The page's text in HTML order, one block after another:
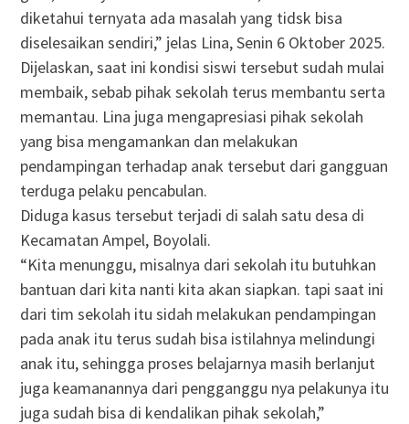
diketahui ternyata ada masalah yang tidsk bisa
diselesaikan sendiri,” jelas Lina, Senin 6 Oktober 2025.
Dijelaskan, saat ini kondisi siswi tersebut sudah mulai
membaik, sebab pihak sekolah terus membantu serta
memantau. Lina juga mengapresiasi pihak sekolah
yang bisa mengamankan dan melakukan
pendampingan terhadap anak tersebut dari gangguan
terduga pelaku pencabulan.
Diduga kasus tersebut terjadi di salah satu desa di
Kecamatan Ampel, Boyolali.
“Kita menunggu, misalnya dari sekolah itu butuhkan
bantuan dari kita nanti kita akan siapkan. tapi saat ini
dari tim sekolah itu sidah melakukan pendampingan
pada anak itu terus sudah bisa istilahnya melindungi
anak itu, sehingga proses belajarnya masih berlanjut
juga keamanannya dari pengganggu nya pelakunya itu
juga sudah bisa di kendalikan pihak sekolah,”